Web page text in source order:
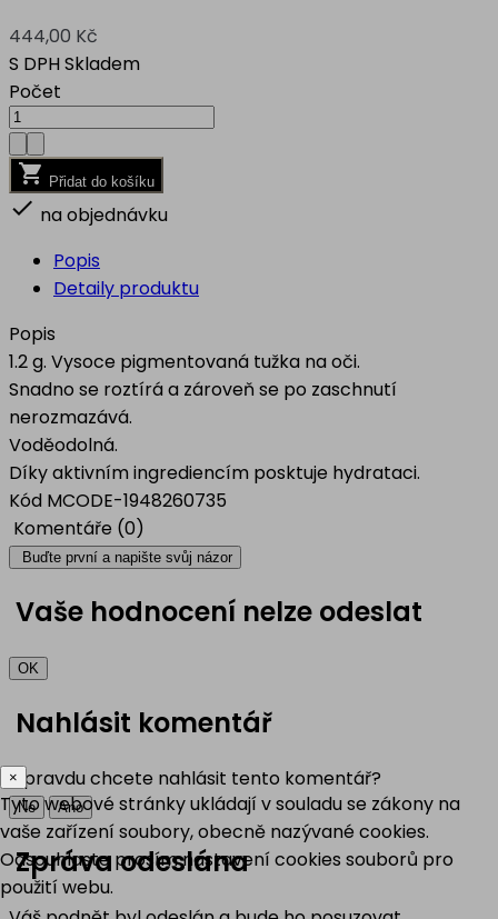
444,00 Kč
S DPHSkladem
Počet
 Přidat do košíku
 na objednávku
Popis
Detaily produktu
Popis
1.2 g. Vysoce pigmentovaná tužka na oči.
Snadno se roztírá a zároveň se po zaschnutí
nerozmazává.
Voděodolná.
Díky aktivním ingrediencím posktuje hydrataci.
Kód MCODE-1948260735
Komentáře (0)
Buďte první a napište svůj názor
Vaše hodnocení nelze odeslat
OK
Nahlásit komentář
Opravdu chcete nahlásit tento komentář?
Ne Ano
Zpráva odeslána
×
Tyto webové stránky ukládají v souladu se zákony na
vaše zařízení soubory, obecně nazývané cookies.
Odsouhlaste prosím nastavení cookies souborů pro
použití webu.